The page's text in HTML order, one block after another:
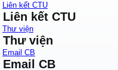
Liên kết CTU
Liên kết CTU
Thư viện
Thư viện
Email CB
Email CB